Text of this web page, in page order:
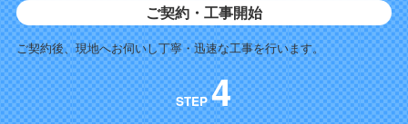
ご契約・工事開始
ご契約後、現地へお伺いし丁寧・迅速な工事を行います。
STEP4